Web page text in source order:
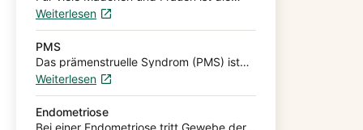
monatliche Periode mit Schmerzen und
Krämpfen verbunden.
Menstruationskrämpfe verursachen
pochende, stechende oder krampfartige
Schmerzen im Unterbauch. Die meisten…
Weiterlesen
PMS
Das prämenstruelle Syndrom (PMS) ist
ein häufiges und sehr vielfältiges
Krankheitsbild, das durch
zyklusabhängige psychische und/oder
körperliche Beschwerden bei
gebärfähigen Frauen* gekennzeichnet
Weiterlesen
Endometriose
Bei einer Endometriose tritt Gewebe der